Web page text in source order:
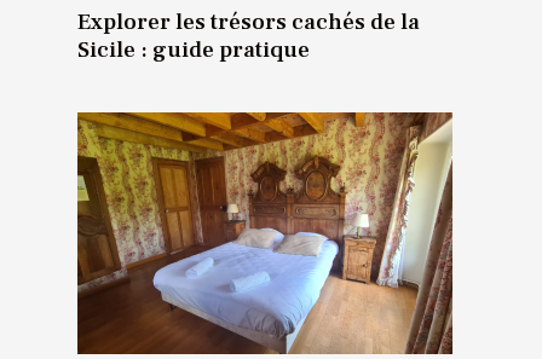
Explorer les trésors cachés de la
Sicile : guide pratique